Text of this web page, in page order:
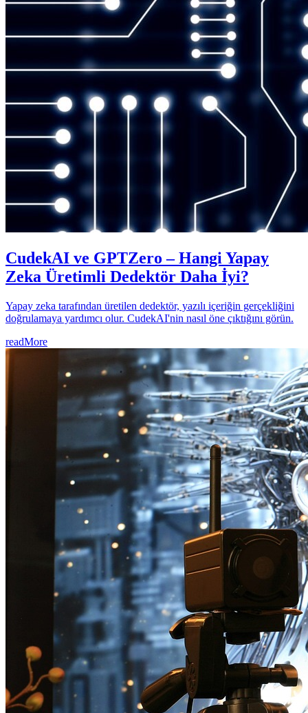
CudekAI ve GPTZero – Hangi Yapay
Zeka Üretimli Dedektör Daha İyi?
Yapay zeka tarafından üretilen dedektör, yazılı içeriğin gerçekliğini
doğrulamaya yardımcı olur. CudekAI'nin nasıl öne çıktığını görün.
readMore